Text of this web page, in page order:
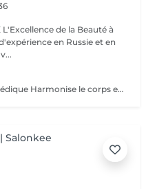
de la Beauté à
Les bienfaits du massage ayurvédique Harmonise le corps et l'esprit grâce à une approche holistique. Détend profondément, réduit le stress et apaise le mental. Améliore la circulation sanguine et lymphatique. Nourrit la peau grâce aux huiles chaudes et naturelles. Soulage les tensions musculaires et favorise un meilleur sommeil. Résultat : une sensation de bien-être global, d'équilibre et d'énergie retrouvée.